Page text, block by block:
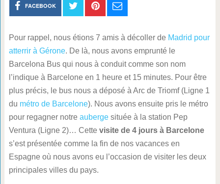
FACEBOOK
Pour rappel, nous étions 7 amis à décoller de Madrid pour
atterrir à Gérone. De là, nous avons emprunté le
Barcelona Bus qui nous à conduit comme son nom
l’indique à Barcelone en 1 heure et 15 minutes. Pour être
plus précis, le bus nous a déposé à Arc de Triomf (Ligne 1
du métro de Barcelone). Nous avons ensuite pris le métro
pour regagner notre aubergesituée à la station Pep
Ventura (Ligne 2)… Cette visite de 4 jours à Barcelone
s’est présentée comme la fin de nos vacances en
Espagne où nous avons eu l’occasion de visiter les deux
principales villes du pays.